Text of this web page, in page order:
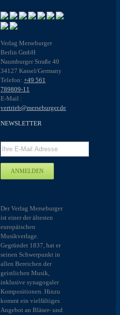
Verlag Merseburger
Berlin GmbH
Naumburger Straße 40
34127 Kassel/Germany
Telefon: +49 561
789809-11
E-Mail :
vertrieb@merseburger.de
NEWSLETTER
Der Verlag Merseburger
ist einer der ältesten
europäischen
Musikverlage.
Gegründet 1837, hat er
seinen Schwerpunkt in
allen Bereichen der
geistlichen Musik,
inklusive synagogaler
Kompositionen. Hinzu
kommt ein vielfältiges
Angebot an Bläser- und